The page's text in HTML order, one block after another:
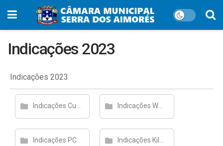
Indicações 2023
Indicações 2023
Indicações Cuca Indicações Weliton de Jesus Souza
Indicações PC Indicações Kilmer